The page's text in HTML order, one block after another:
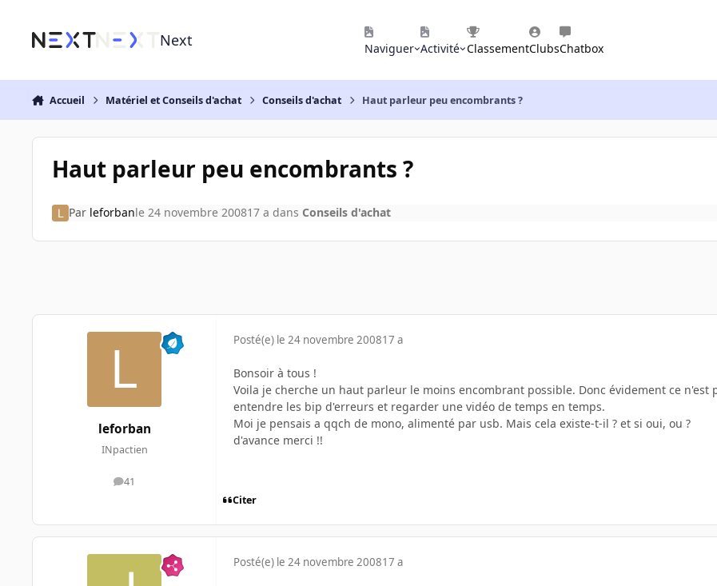
Next Naviguer Activité ClassementClubsChatbox
Accueil Matériel et Conseils d'achat Conseils d'achat Haut parleur peu encombrants ?
Haut parleur peu encombrants ?
Par leforbanle 24 novembre 200817 a dans Conseils d'achat
leforban
INpactien
41
messages
Posté(e) le 24 novembre 200817 a
Bonsoir à tous !
Voila je cherche un haut parleur le moins encombrant possible. Donc évidement ce
entendre les bip d'erreurs et regarder une vidéo de temps en temps.
Moi je pensais a qqch de mono, alimenté par usb. Mais cela existe-t-il ? et si oui, ou ?
d'avance merci !!
Citer
Posté(e) le 24 novembre 200817 a